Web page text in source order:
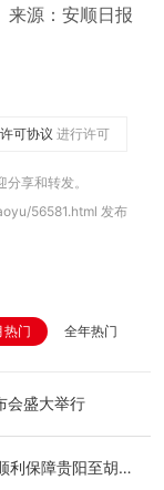
来源：安顺日报
可协议 进行许可
享和转发。
56581.html 发布
热门 全年热门
会盛大举行
利保障贵阳至胡